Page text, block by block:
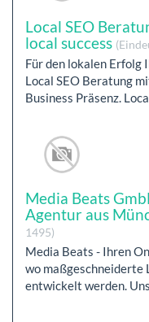
Local SEO
local success
Für den lokalen Erfolg
Local SEO Beratung
Business Präsenz.
Media Beats
Agentur aus
1495)
Media Beats - Ihren
wo maßgeschneiderte
entwickelt werden.